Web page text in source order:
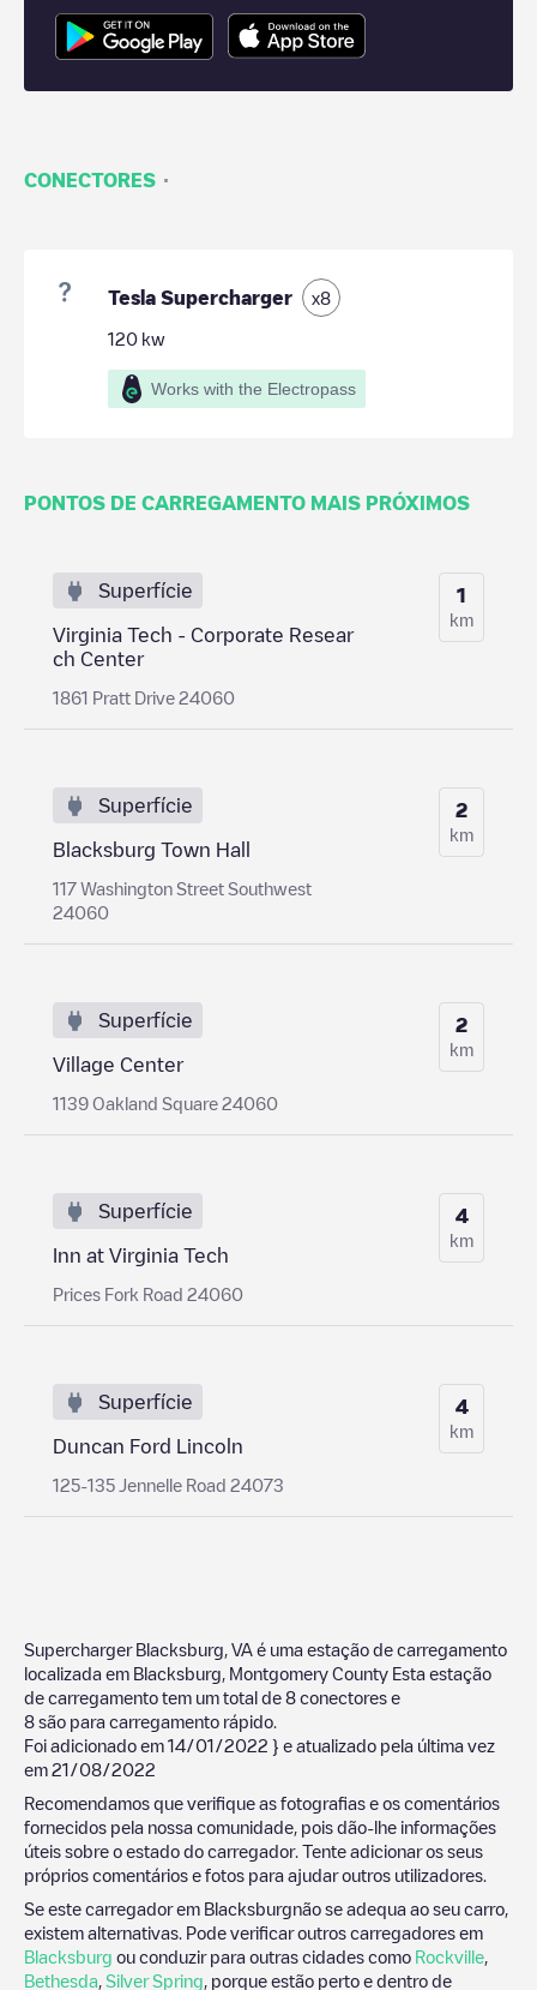
CONECTORES ·
Tesla Supercharger x8
120 kw
Works with the Electropass
PONTOS DE CARREGAMENTO MAIS PRÓXIMOS
Superfície
Virginia Tech - Corporate Resear
ch Center
1861 Pratt Drive 24060
1
km
Superfície
Blacksburg Town Hall
117 Washington Street Southwest
24060
2
km
Superfície
Village Center
1139 Oakland Square 24060
2
km
Superfície
Inn at Virginia Tech
Prices Fork Road 24060
4
km
Superfície
Duncan Ford Lincoln
125-135 Jennelle Road 24073
4
km
Supercharger Blacksburg, VA é uma estação de carregamento
localizada em Blacksburg Montgomery County Esta estação
de carregamento tem um total de 8 conectores e
8 são para carregamento rápido.
Foi adicionado em 14/01/2022 } e atualizado pela última vez
em 21/08/2022
Recomendamos que verifique as fotografias e os comentários
fornecidos pela nossa comunidade, pois dão-lhe informações
úteis sobre o estado do carregador. Tente adicionar os seus
próprios comentários e fotos para ajudar outros utilizadores.
Se este carregador em Blacksburgnão se adequa ao seu carro,
existem alternativas. Pode verificar outros carregadores em
Blacksburg ou conduzir para outras cidades como Rockville
Bethesda Silver Spring , porque estão perto e dentro de